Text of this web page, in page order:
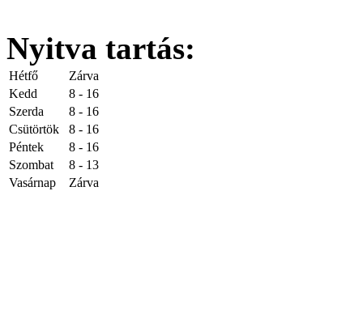
Nyitva tartás:
Hétfő
Zárva
Kedd
8 - 16
Szerda
8 - 16
Csütörtök
8 - 16
Péntek
8 - 16
Szombat
8 - 13
Vasárnap
Zárva